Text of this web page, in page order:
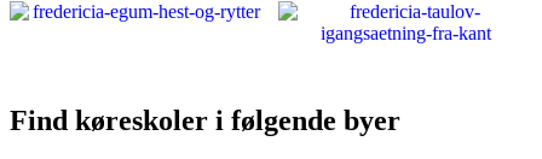
Find køreskoler i følgende byer